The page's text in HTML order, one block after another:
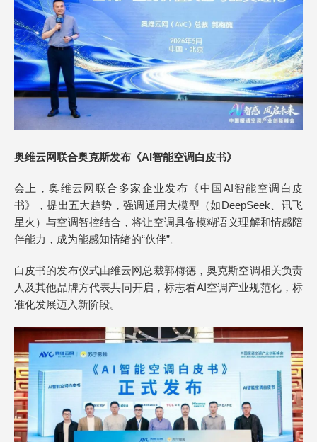
奥维云网联合奥克斯发布《AI智能空调白皮书》
会上，奥维云网联合多家企业发布《中国AI智能空调白皮
书》，提出五大趋势，强调通用大模型（如DeepSeek、讯飞
星火）与空调智控结合，将让空调具备模糊语义理解和情感陪
伴能力，成为能感知情绪的“伙伴”。
白皮书的发布仪式由维云网总裁郭梅德，奥克斯空调相关负责
人及其他品牌方代表共同开启，标志看AI空调产业规范化，标
准化发展迈入新阶段。